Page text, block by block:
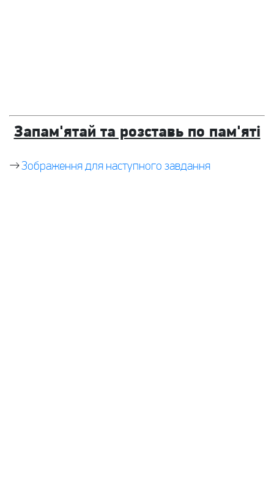
Запам'ятай та розставь по пам'яті
→Зображення для наступного завдання